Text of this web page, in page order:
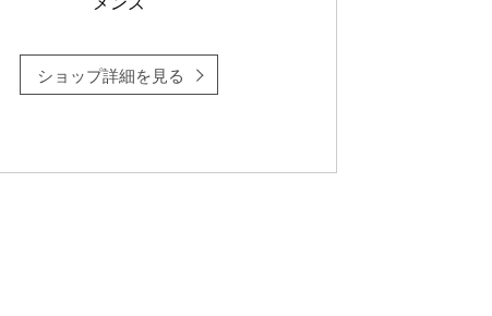
ショップ詳細を見る